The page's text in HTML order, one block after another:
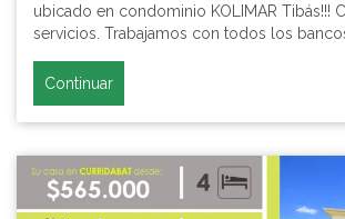
ubicado en condominio KOLIMAR Tibás!!!
servicios. Trabajamos con todos los
Continuar